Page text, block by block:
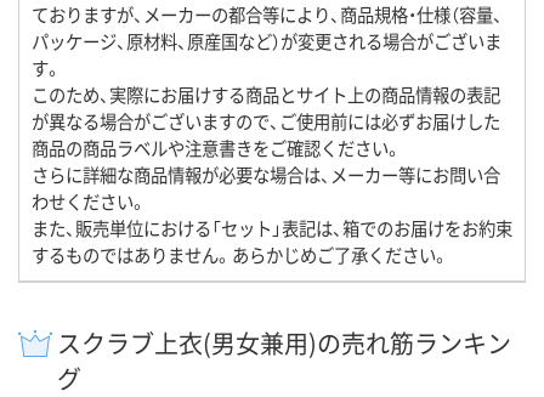
ておりますが、メーカーの都合等により、商品規格・仕様（容量、
パッケージ、原材料、原産国など）が変更される場合がございま
す。
このため、実際にお届けする商品とサイト上の商品情報の表記
が異なる場合がございますので、ご使用前には必ずお届けした
商品の商品ラベルや注意書きをご確認ください。
さらに詳細な商品情報が必要な場合は、メーカー等にお問い合
わせください。
また、販売単位における「セット」表記は、箱でのお届けをお約束
するものではありません。あらかじめご了承ください。
スクラブ上衣(男女兼用)の売れ筋ランキン
グ